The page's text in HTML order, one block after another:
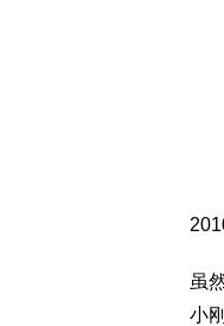
虽
小